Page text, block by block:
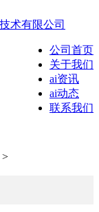
公司首页
关于我们
ai资讯
ai动态
联系我们
>